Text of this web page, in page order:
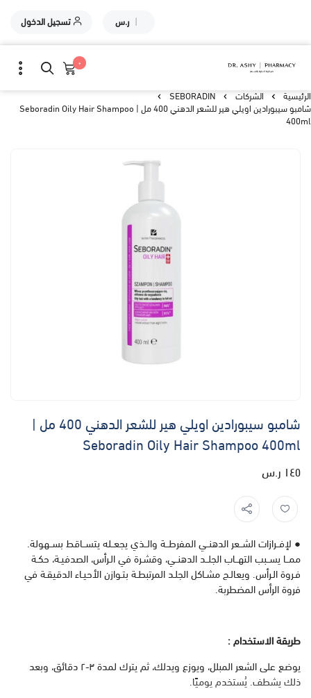
| ر.س تسجيل الدخول
٠
الرئيسية الشركات
SEBORADIN
شامبو سيبورادين اويلي هير للشعر الدهني 400 مل | Seboradin Oily Hair Shampoo
400ml
شامبو سيبورادين اويلي هير للشعر الدهني 400 مل |
Seboradin Oily Hair Shampoo 400ml
١٤٥ ر.س
● لإفــرازات الشــعر الدهنــي المفرطــة والــذي يجعــله يتســاقط بســهولة.
ممــا يســبب التهــاب الجلــد الدهنــي، وقشـرة في الـرأس، الصدفيـة، حكـة
فـروة الـرأس. ويعالـج مشـاكل الجلـد المرتبطـة بتـوازن الأحيـاء الدقيقـة في
فروة الرأس المضطربة.
طريقة الاستخدام :
يوضع على الشعر المبلل، ويوزع ويدلك، ثم يترك لمدة ٣-٢ دقائق، وبعد
ذلك يشطف. يُستخدم يوميًا.